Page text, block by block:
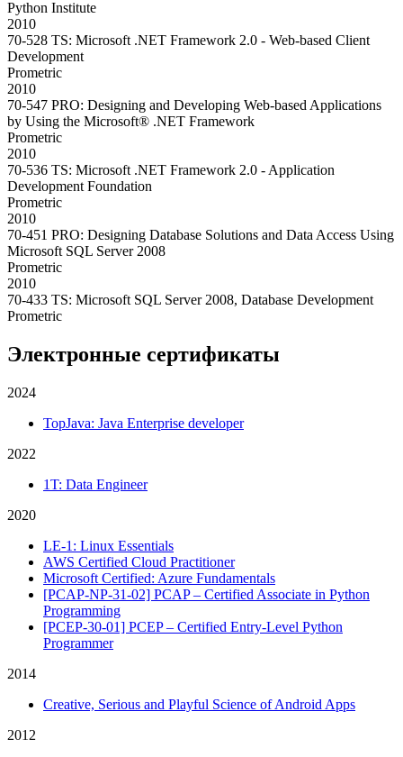
Python Institute
2010
70-528 TS: Microsoft .NET Framework 2.0 - Web-based Client
Development
Prometric
2010
70-547 PRO: Designing and Developing Web-based Applications
by Using the Microsoft® .NET Framework
Prometric
2010
70-536 TS: Microsoft .NET Framework 2.0 - Application
Development Foundation
Prometric
2010
70-451 PRO: Designing Database Solutions and Data Access Using
Microsoft SQL Server 2008
Prometric
2010
70-433 TS: Microsoft SQL Server 2008, Database Development
Prometric
Электронные сертификаты
2024
TopJava: Java Enterprise developer
2022
1T: Data Engineer
2020
LE-1: Linux Essentials
AWS Certified Cloud Practitioner
Microsoft Certified: Azure Fundamentals
[PCAP-NP-31-02] PCAP – Certified Associate in Python
Programming
[PCEP-30-01] PCEP – Certified Entry-Level Python
Programmer
2014
Creative, Serious and Playful Science of Android Apps
2012